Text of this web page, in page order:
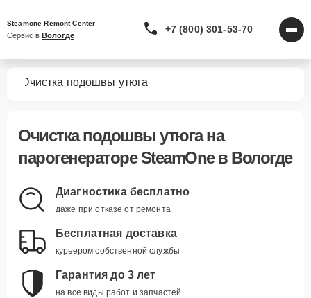
Steamone Remont Center
Сервис в Вологде
+7 (800) 301-53-70
Очистка подошвы утюга
Очистка подошвы утюгана
парогенераторе SteamOne в Вологде
Диагностика бесплатно
даже при отказе от ремонта
Бесплатная доставка
курьером собственной службы
Гарантия до 3 лет
на все виды работ и запчастей